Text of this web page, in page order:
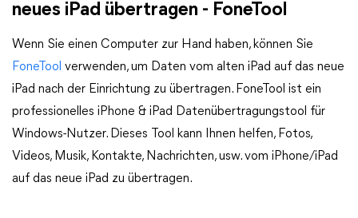
neues iPad übertragen - FoneTool
Wenn Sie einen Computer zur Hand haben, können Sie
FoneTool verwenden, um Daten vom alten iPad auf das neue
iPad nach der Einrichtung zu übertragen. FoneTool ist ein
professionelles iPhone & iPad Datenübertragungstool für
Windows-Nutzer. Dieses Tool kann Ihnen helfen, Fotos,
Videos, Musik, Kontakte, Nachrichten, usw. vom iPhone/iPad
auf das neue iPad zu übertragen.